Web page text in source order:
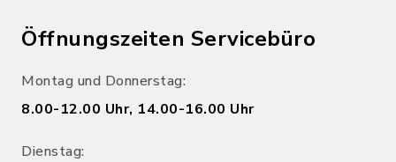
Öffnungszeiten Servicebüro
Montag und Donnerstag:
8.00-12.00 Uhr, 14.00-16.00 Uhr
Dienstag: